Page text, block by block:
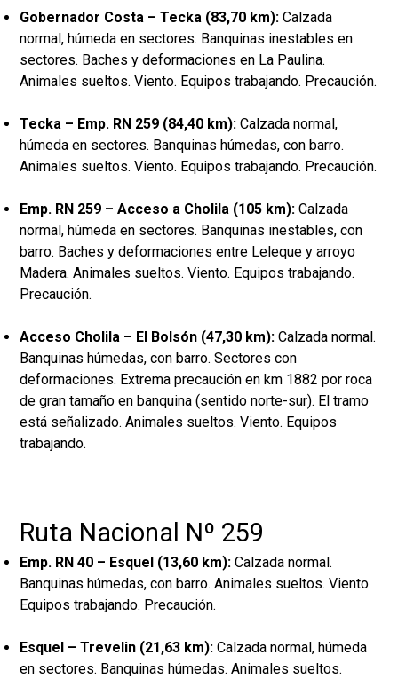
Gobernador Costa – Tecka (83,70 km): Calzada
normal, húmeda en sectores. Banquinas inestables en
sectores. Baches y deformaciones en La Paulina.
Animales sueltos. Viento. Equipos trabajando. Precaución.
Tecka – Emp. RN 259 (84,40 km): Calzada normal,
húmeda en sectores. Banquinas húmedas, con barro.
Animales sueltos. Viento. Equipos trabajando. Precaución.
Emp. RN 259 – Acceso a Cholila (105 km): Calzada
normal, húmeda en sectores. Banquinas inestables, con
barro. Baches y deformaciones entre Leleque y arroyo
Madera. Animales sueltos. Viento. Equipos trabajando.
Precaución.
Acceso Cholila – El Bolsón (47,30 km): Calzada normal.
Banquinas húmedas, con barro. Sectores con
deformaciones. Extrema precaución en km 1882 por roca
de gran tamaño en banquina (sentido norte-sur). El tramo
está señalizado. Animales sueltos. Viento. Equipos
trabajando.
Ruta Nacional Nº 259
Emp. RN 40 – Esquel (13,60 km): Calzada normal.
Banquinas húmedas, con barro. Animales sueltos. Viento.
Equipos trabajando. Precaución.
Esquel – Trevelin (21,63 km): Calzada normal, húmeda
en sectores. Banquinas húmedas. Animales sueltos.